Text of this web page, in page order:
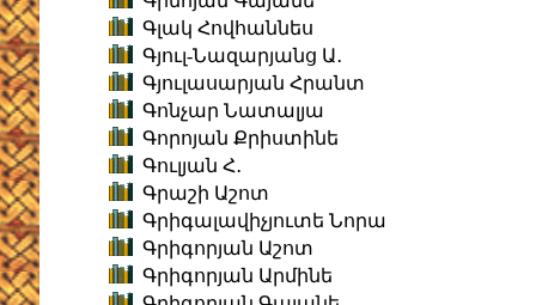
Գլակ Հովհաննես
Գյուլ-Նազարյանց Ա․
Գյուլասարյան Հրանտ
Գոնչար Նատալյա
Գորոյան Քրիստինե
Գուլյան Հ․
Գրաշի Աշոտ
Գրիգալավիչյուտե Նորա
Գրիգորյան Աշոտ
Գրիգորյան Արմինե